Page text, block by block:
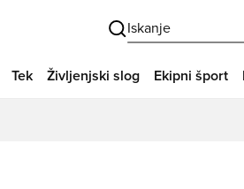
Iskanje
Tek Življenjski slog Ekipni šport